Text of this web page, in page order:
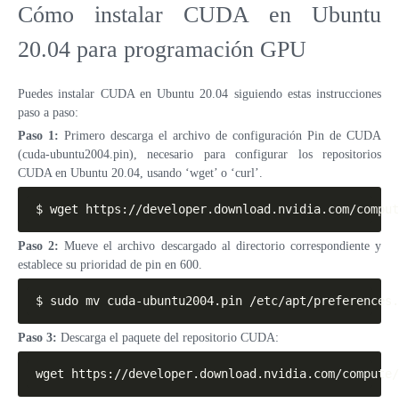
Cómo instalar CUDA en Ubuntu
20.04 para programación GPU
Puedes instalar CUDA en Ubuntu 20.04 siguiendo estas instrucciones
paso a paso:
Paso 1: Primero descarga el archivo de configuración Pin de CUDA
(cuda-ubuntu2004.pin), necesario para configurar los repositorios
CUDA en Ubuntu 20.04, usando ‘wget’ o ‘curl’.
$ wget https://developer.download.nvidia.com/
Paso 2: Mueve el archivo descargado al directorio correspondiente y
establece su prioridad de pin en 600.
$ sudo mv cuda-ubuntu2004.pin /etc/apt/
Paso 3: Descarga el paquete del repositorio CUDA:
wget https://developer.download.nvidia.com/